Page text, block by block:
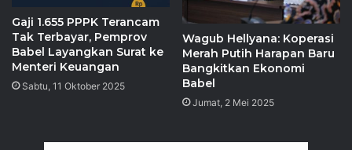
Gaji 1.655 PPPK Terancam
Tak Terbayar, Pemprov
Babel Layangkan Surat ke
Menteri Keuangan
Sabtu, 11 Oktober 2025
Wagub Hellyana: Koperasi
Merah Putih Harapan Baru
Bangkitkan Ekonomi
Babel
Jumat, 2 Mei 2025